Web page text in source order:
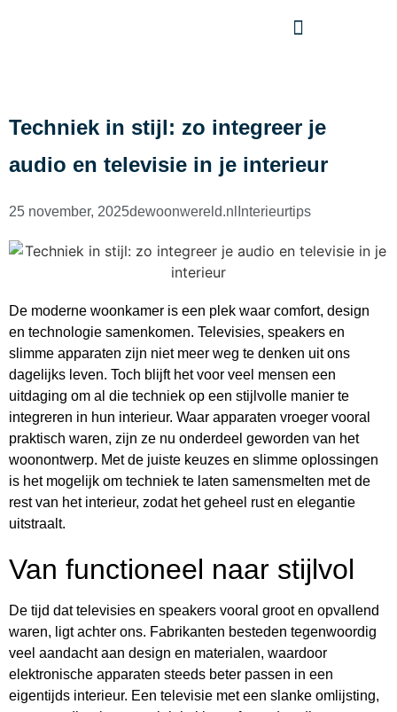
Techniek in stijl: zo integreer je
audio en televisie in je interieur
25 november, 2025dewoonwereld.nl Interieurtips
De moderne woonkamer is een plek waar comfort, design
en technologie samenkomen. Televisies, speakers en
slimme apparaten zijn niet meer weg te denken uit ons
dagelijks leven. Toch blijft het voor veel mensen een
uitdaging om al die techniek op een stijlvolle manier te
integreren in hun interieur. Waar apparaten vroeger vooral
praktisch waren, zijn ze nu onderdeel geworden van het
woonontwerp. Met de juiste keuzes en slimme oplossingen
is het mogelijk om techniek te laten samensmelten met de
rest van het interieur, zodat het geheel rust en elegantie
uitstraalt.
Van functioneel naar stijlvol
De tijd dat televisies en speakers vooral groot en opvallend
waren, ligt achter ons. Fabrikanten besteden tegenwoordig
veel aandacht aan design en materialen, waardoor
elektronische apparaten steeds beter passen in een
eigentijds interieur. Een televisie met een slanke omlijsting,